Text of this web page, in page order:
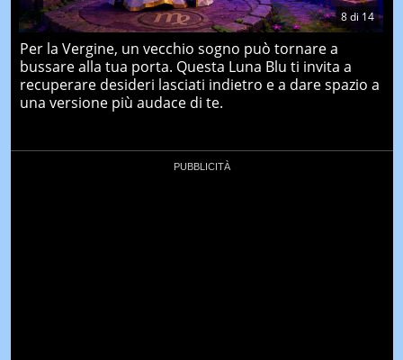
8di 14
Per la Vergine, un vecchio sogno può tornare a
bussare alla tua porta. Questa Luna Blu ti invita a
recuperare desideri lasciati indietro e a dare spazio a
una versione più audace di te.